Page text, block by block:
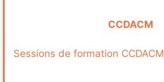
CCDACM
Sessions de formation CCDACM